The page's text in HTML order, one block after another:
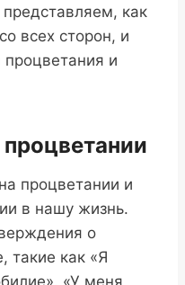
как
всех сторон, и
и
процветании и
в нашу жизнь.
о
такие как «Я
«У меня